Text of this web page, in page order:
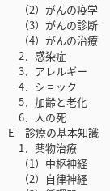
（2）がんの疫学
（3）がんの診断
（4）がんの治療
2．感染症
3．アレルギー
4．ショック
5．加齢と老化
6．人の死
E 診療の基本知識
1．薬物治療
（1）中枢神経
（2）自律神経